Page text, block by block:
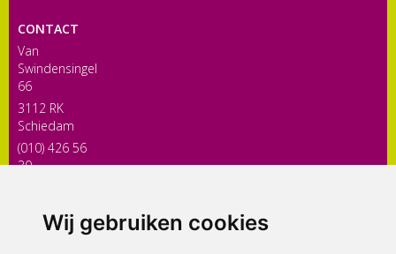
Wij gebruiken cookies
CONTACT
Van
Swindensingel
66
3112 RK
Schiedam
(010) 426 56
30
ONDERDEEL VAN